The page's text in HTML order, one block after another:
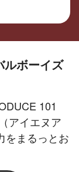
ルボーイズ
101
アイエヌア
をまるっとお